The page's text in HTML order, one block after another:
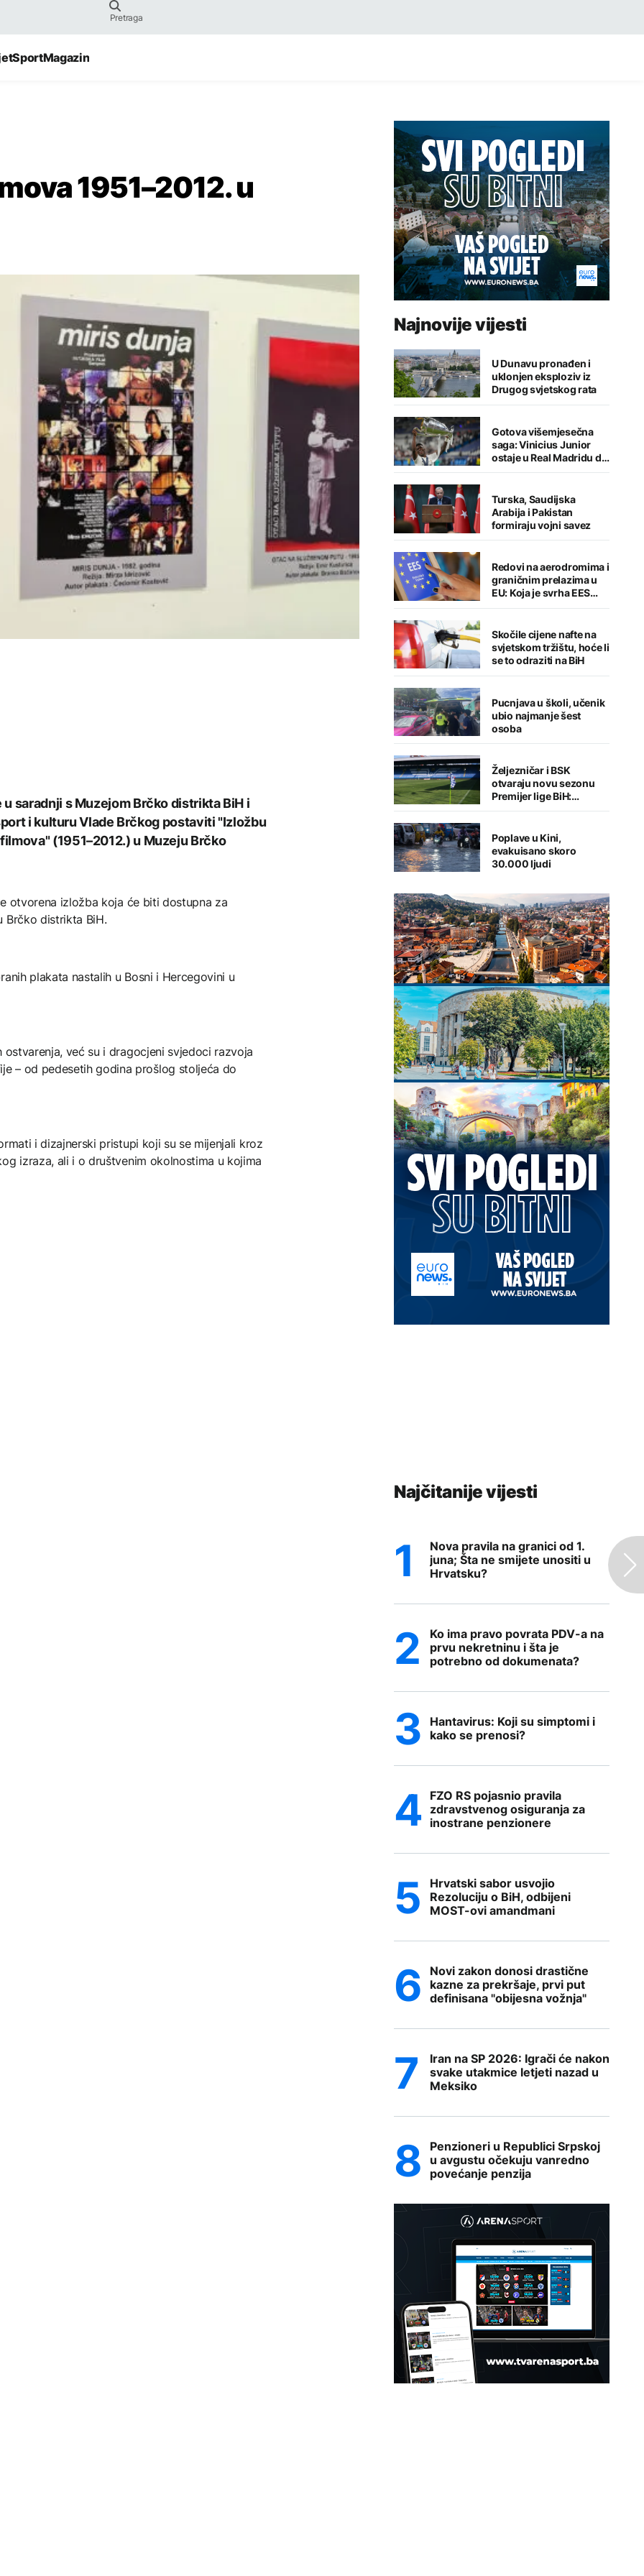
SportMagazin
1951–2012. u
saradnji s Muzejom Brčko distrikta BiH i
i kulturu Vlade Brčkog postaviti "Izložbu
(1951–2012.) u Muzeju Brčko
otvorena izložba koja će biti dostupna za
Brčko distrikta BiH.
plakata nastalih u Bosni i Hercegovini u
ostvarenja, već su i dragocjeni svjedoci razvoja
– od pedesetih godina prošlog stoljeća do
i dizajnerski pristupi koji su se mijenjali kroz
izraza, ali i o društvenim okolnostima u kojima
Najnovije vijesti
U Dunavu pronađen i
uklonjen eksploziv iz
Drugog svjetskog rata
Gotova višemjesečna
saga: Vinicius Junior
ostaje u Real Madridu do
2032. godine
Turska, Saudijska
Arabija i Pakistan
formiraju vojni savez
Redovi na aerodromima i
graničnim prelazima u
EU: Koja je svrha EES
sistema ako se isključuje
Skočile cijene nafte na
svjetskom tržištu, hoće li
se to odraziti na BiH
Pucnjava u školi, učenik
ubio najmanje šest
osoba
Željezničar i BSK
otvaraju novu sezonu
Premijer lige BiH:
Sarajlije u problemima,
Poplave u Kini,
evakuisano skoro
30.000 ljudi
Najčitanije vijesti
Nova pravila na granici od 1.
juna; Šta ne smijete unositi u
Hrvatsku?
Ko ima pravo povrata PDV-a na
prvu nekretninu i šta je
potrebno od dokumenata?
Hantavirus: Koji su simptomi i
kako se prenosi?
FZO RS pojasnio pravila
zdravstvenog osiguranja za
inostrane penzionere
Hrvatski sabor usvojio
Rezoluciju o BiH, odbijeni
MOST-ovi amandmani
Novi zakon donosi drastične
kazne za prekršaje, prvi put
definisana "obijesna vožnja"
Iran na SP 2026: Igrači će nakon
svake utakmice letjeti nazad u
Meksiko
Penzioneri u Republici Srpskoj
u avgustu očekuju vanredno
povećanje penzija